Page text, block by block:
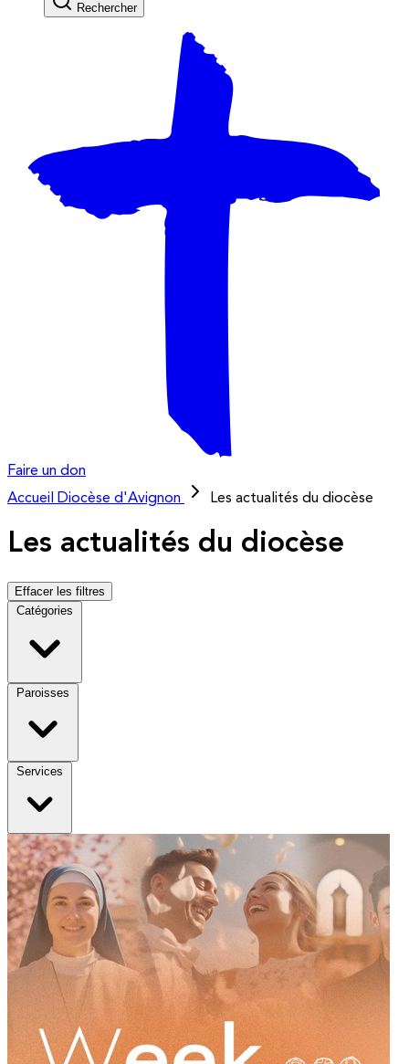
Rechercher
Faire un don
Accueil
Diocèse d'Avignon Les actualités du diocèse
Les actualités du diocèse
Effacer les filtres
Catégories
Paroisses
Services